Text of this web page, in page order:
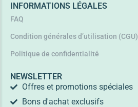
INFORMATIONS LÉGALES
FAQ
Condition générales d’utilisation (CGU)
Politique de confidentialité
NEWSLETTER
Offres et promotions spéciales
Bons d'achat exclusifs